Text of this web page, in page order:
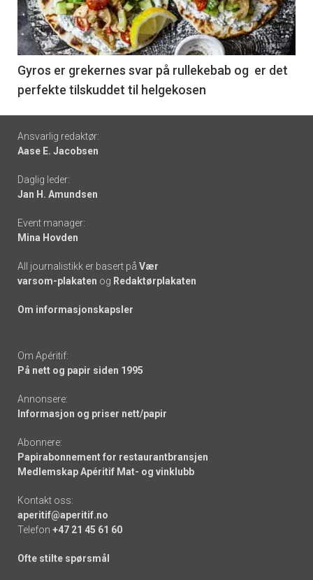
nå
-
6
Gyros er grekernes svar på rullekebab og er det
perfekte tilskuddet til helgekosen
Footer
-
links
Ansvarlig redaktør:
Aase E. Jacobsen
Daglig leder:
Jan H. Amundsen
Event manager:
Mina Hovden
All journalistikk er basert på Vær
varsom-plakaten og Redaktørplakaten
Om informasjonskapsler
Om Apéritif:
På nett og papir siden 1995
Annonsere:
Informasjon og priser nett/papir
Abonnere:
Papirabonnement for restaurantbransjen
Medlemskap Apéritif Mat- og vinklubb
Kontakt oss:
aperitif@aperitif.no
Telefon +47 21 45 61 60
Ofte stilte spørsmål